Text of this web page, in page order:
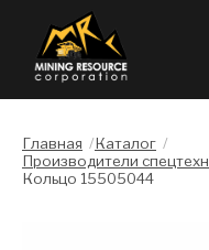
Главная /Каталог /
Производители
Кольцо 15505044